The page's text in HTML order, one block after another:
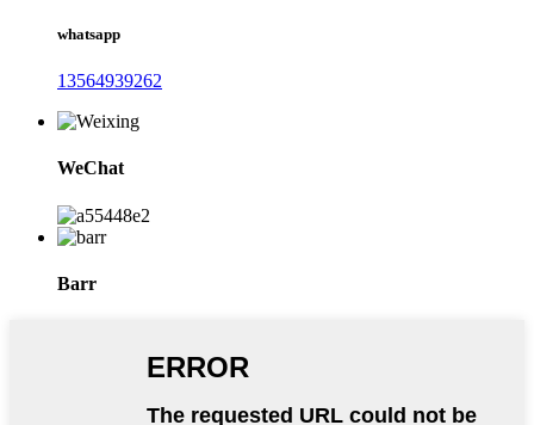
whatsapp
13564939262
WeChat
Barr